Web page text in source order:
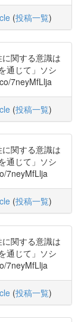
(投稿一覧)
に関する意識は
通じて」ソシ
7neyMfLlja
(投稿一覧)
に関する意識は
通じて」ソシ
7neyMfLlja
(投稿一覧)
に関する意識は
通じて」ソシ
7neyMfLlja
(投稿一覧)